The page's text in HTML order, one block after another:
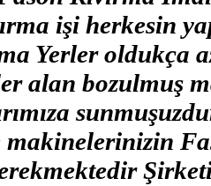
işi herkesin
Yerler oldukça
alan bozulmuş